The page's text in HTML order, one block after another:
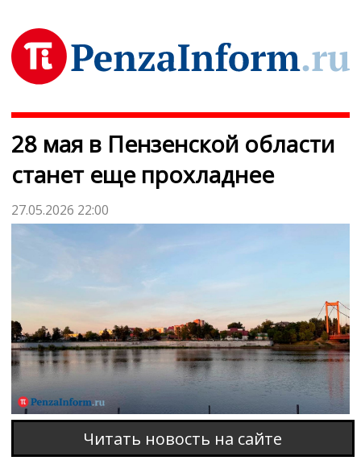
28 мая в Пензенской области
станет еще прохладнее
27.05.2026 22:00
Читать новость на сайте